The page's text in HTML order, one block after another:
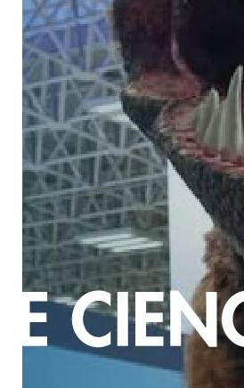
actividades de divulgación
responsabilidad social,
la apropiación publica de
Además de formar
área. Funciones
talleres de Ciencia
actividades de
ciencia Gestionar